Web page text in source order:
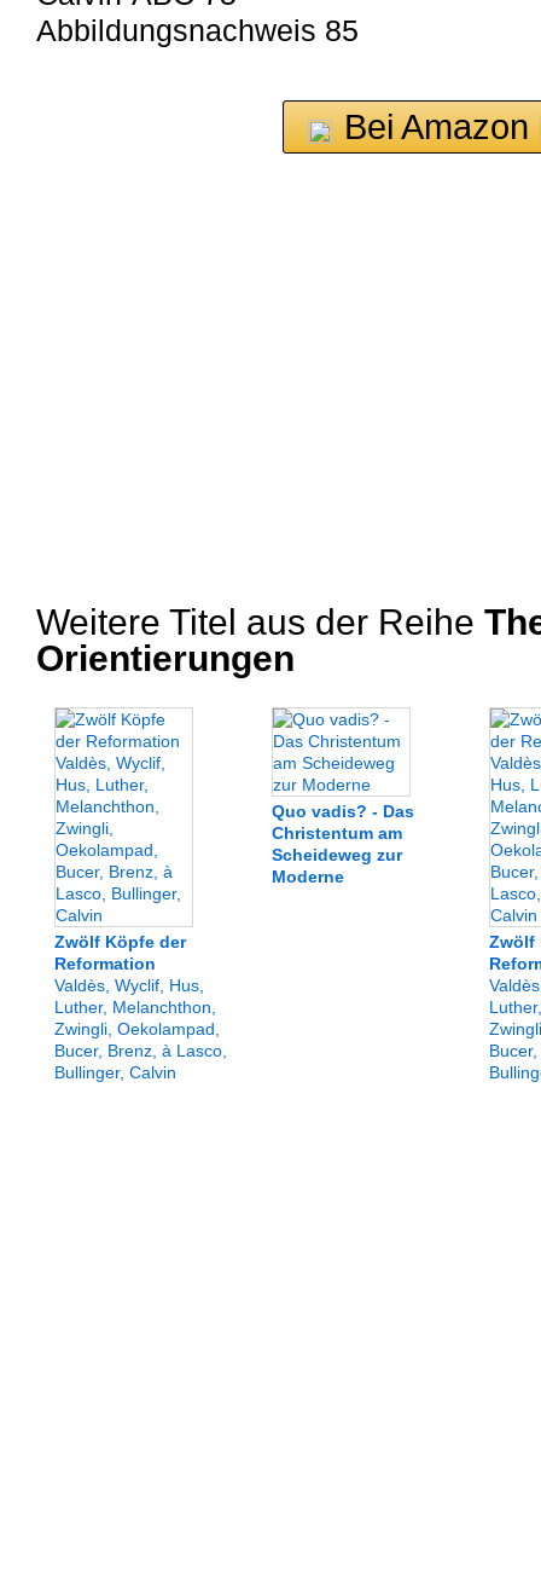
Abbildungsnachweis 85
Bei Amazon
Weitere Titel aus der Reihe
Orientierungen
Zwölf Köpfe der
Reformation
Valdès, Wyclif, Hus,
Luther, Melanchthon,
Zwingli, Oekolampad,
Bucer, Brenz, à Lasco,
Bullinger, Calvin
Quo vadis? - Das
Christentum am
Scheideweg zur
Moderne
Zwölf